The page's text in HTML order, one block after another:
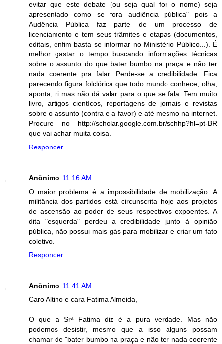
evitar que este debate (ou seja qual for o nome) seja
apresentado como se fora audiência pública" pois a
Audência Pública faz parte de um processo de
licenciamento e tem seus trâmites e etapas (documentos,
editais, enfim basta se informar no Ministério Público...). É
melhor gastar o tempo buscando informações técnicas
sobre o assunto do que bater bumbo na praça e não ter
nada coerente pra falar. Perde-se a credibilidade. Fica
parecendo figura folclórica que todo mundo conhece, olha,
aponta, ri mas não dá valar para o que se fala. Tem muito
livro, artigos cientícos, reportagens de jornais e revistas
sobre o assunto (contra e a favor) e até mesmo na internet.
Procure no http://scholar.google.com.br/schhp?hl=pt-BR
que vai achar muita coisa.
Responder
Anônimo 11:16 AM
O maior problema é a impossibilidade de mobilização. A
militância dos partidos está circunscrita hoje aos projetos
de ascensão ao poder de seus respectivos expoentes. A
dita "esquerda" perdeu a credibilidade junto à opinião
pública, não possui mais gás para mobilizar e criar um fato
coletivo.
Responder
Anônimo 11:41 AM
Caro Altino e cara Fatima Almeida,
O que a Srª Fatima diz é a pura verdade. Mas não
podemos desistir, mesmo que a isso alguns possam
chamar de "bater bumbo na praça e não ter nada coerente